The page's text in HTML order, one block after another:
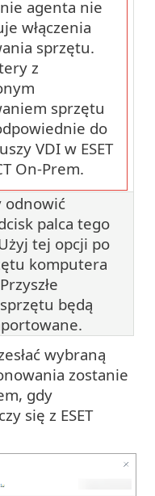
agenta nie
włączenia
sprzętu.
z
sprzętu
do
VDI w ESET
On-Prem.
odnowić
palca tego
tej opcji po
komputera
będą
wybraną
zostanie
gdy
się z ESET